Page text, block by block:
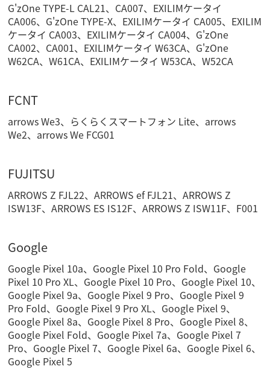
G'zOne TYPE-L CAL21、CA007、EXILIMケータイ
CA006、G'zOne TYPE-X、EXILIMケータイ CA005、EXILIM
ケータイ CA003、EXILIMケータイ CA004、G'zOne
CA002、CA001、EXILIMケータイ W63CA、G'zOne
W62CA、W61CA、EXILIMケータイ W53CA、W52CA
FCNT
arrows We3、らくらくスマートフォン Lite、arrows
We2、arrows We FCG01
FUJITSU
ARROWS Z FJL22、ARROWS ef FJL21、ARROWS Z
ISW13F、ARROWS ES IS12F、ARROWS Z ISW11F、F001
Google
Google Pixel 10a、Google Pixel 10 Pro Fold、Google
Pixel 10 Pro XL、Google Pixel 10 Pro、Google Pixel 10、
Google Pixel 9a、Google Pixel 9 Pro、Google Pixel 9
Pro Fold、Google Pixel 9 Pro XL、Google Pixel 9、
Google Pixel 8a、Google Pixel 8 Pro、Google Pixel 8、
Google Pixel Fold、Google Pixel 7a、Google Pixel 7
Pro、Google Pixel 7、Google Pixel 6a、Google Pixel 6、
Google Pixel 5